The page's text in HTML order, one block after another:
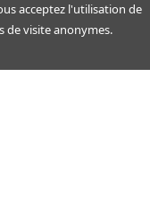
acceptez l'utilisation de
de visite anonymes.